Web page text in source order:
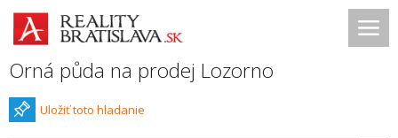
Orná půda na prodej Lozorno
Uložiť toto hladanie